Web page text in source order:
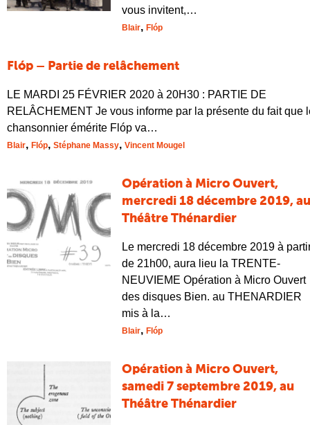
vous invitent,…
Blair, Flóp
Flóp – Partie de relâchement
LE MARDI 25 FÉVRIER 2020 à 20H30 : PARTIE DE
RELÂCHEMENT Je vous informe par la présente du fait que
chansonnier émérite Flóp va…
Blair, Flóp, Stéphane Massy, Vincent Mougel
Opération à Micro Ouvert,
mercredi 18 décembre 2019, au
Théâtre Thénardier
Le mercredi 18 décembre 2019 à
de 21h00, aura lieu la TRENTE-
NEUVIEME Opération à Micro Ouvert
des disques Bien. au THENARDIER
mis à la…
Blair, Flóp
Opération à Micro Ouvert,
samedi 7 septembre 2019, au
Théâtre Thénardier